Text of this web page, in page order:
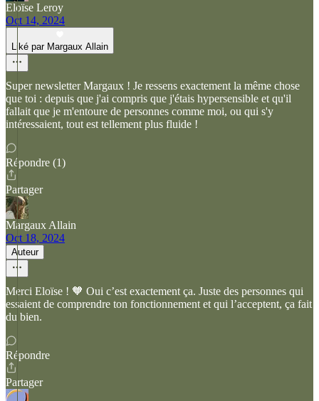
Eloïse Leroy
Oct 14, 2024
Liké par Margaux Allain
Super newsletter Margaux ! Je ressens exactement la même chose
que toi : depuis que j'ai compris que j'étais hypersensible et qu'il
fallait que je m'entoure de personnes comme moi, ou qui s'y
intéressaient, tout est tellement plus fluide !
Répondre (1)
Partager
Margaux Allain
Oct 18, 2024
Auteur
Merci Eloïse ! 🧡 Oui c’est exactement ça. Juste des personnes qui
essaient de comprendre ton fonctionnement et qui l’acceptent, ça fait
du bien.
Répondre
Partager